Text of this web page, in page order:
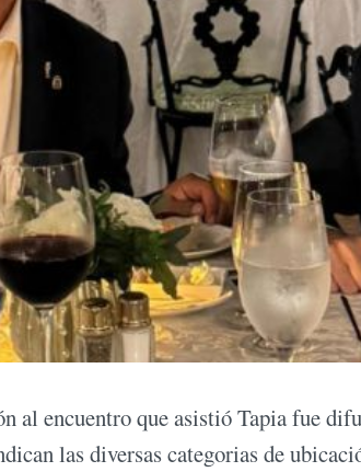
al encuentro que asistió Tapia fue
las diversas categorias de